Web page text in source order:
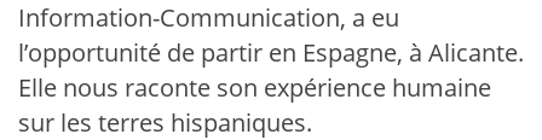
Information-Communication, a eu
l’opportunité de partir en Espagne, à Alicante.
Elle nous raconte son expérience humaine
sur les terres hispaniques.